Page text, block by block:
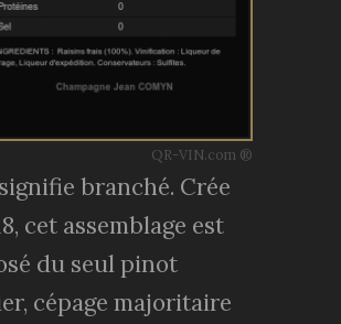
QR-VIN.com ®
branché. Crée
cet assemblage est
du seul pinot
cépage majoritaire